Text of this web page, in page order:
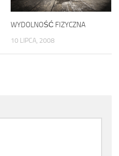
WYDOLNOŚĆ FIZYCZNA
10 LIPCA, 2008